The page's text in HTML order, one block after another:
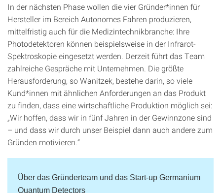
In der nächsten Phase wollen die vier Gründer*innen für
Hersteller im Bereich Autonomes Fahren produzieren,
mittelfristig auch für die Medizintechnikbranche: Ihre
Photodetektoren können beispielsweise in der Infrarot-
Spektroskopie eingesetzt werden. Derzeit führt das Team
zahlreiche Gespräche mit Unternehmen. Die größte
Herausforderung, so Wanitzek, bestehe darin, so viele
Kund*innen mit ähnlichen Anforderungen an das Produkt
zu finden, dass eine wirtschaftliche Produktion möglich sei:
„Wir hoffen, dass wir in fünf Jahren in der Gewinnzone sind
– und dass wir durch unser Beispiel dann auch andere zum
Gründen motivieren.“
Über das Gründerteam und das Start-up Germanium
Quantum Detectors